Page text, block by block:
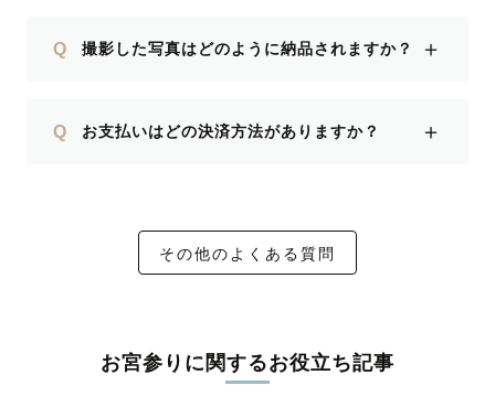
Q 撮影した写真はどのように納品されますか？ ＋
Q お支払いはどの決済方法がありますか？ ＋
その他のよくある質問
お宮参りに関するお役立ち記事